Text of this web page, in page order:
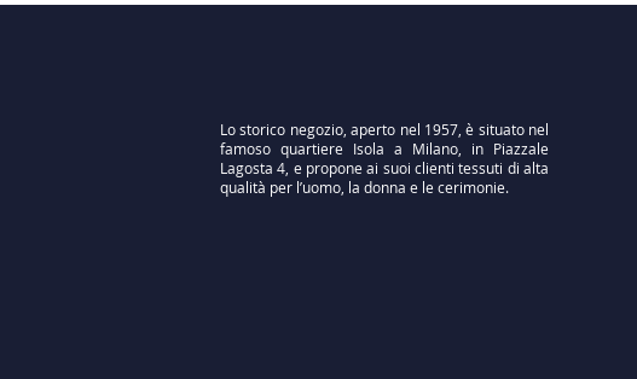
Lo storico negozio, aperto nel 1957, è situato nel
famoso quartiere Isola a Milano, in Piazzale
Lagosta 4, e propone ai suoi clienti tessuti di alta
qualità per l’uomo, la donna e le cerimonie.